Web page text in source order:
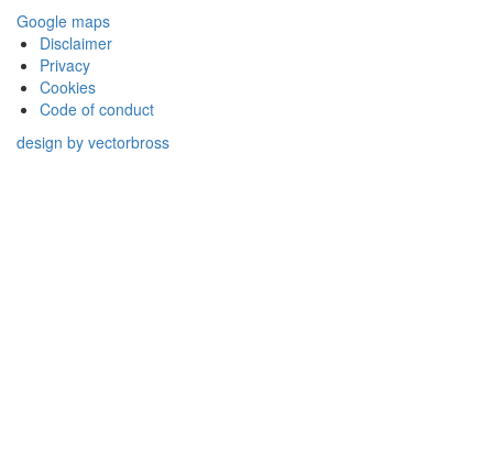
Google maps
Disclaimer
Privacy
Cookies
Code of conduct
design by vectorbross